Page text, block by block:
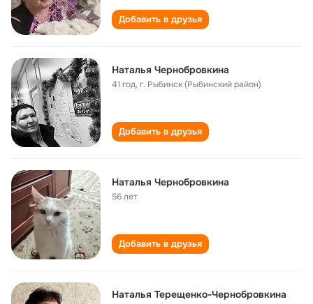
Добавить в друзья
Наталья Чернобровкина
41 год,г. Рыбинск (Рыбинский район)
Добавить в друзья
Наталья Чернобровкина
56 лет
Добавить в друзья
Наталья Терещенко-Чернобровкина